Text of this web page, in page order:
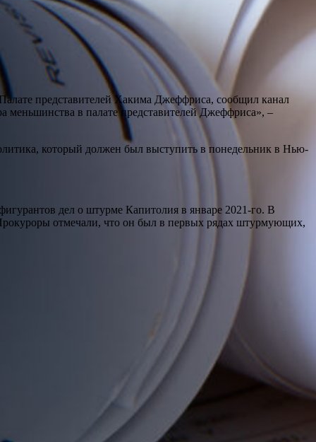
представителей Хакима Джеффриса, сообщил канал
в палате представителей Джеффриса», –
который должен был выступить в понедельник в Нью-
дел о штурме Капитолия в январе 2021-го. В
отмечали, что он был в первых рядах штурмующих,